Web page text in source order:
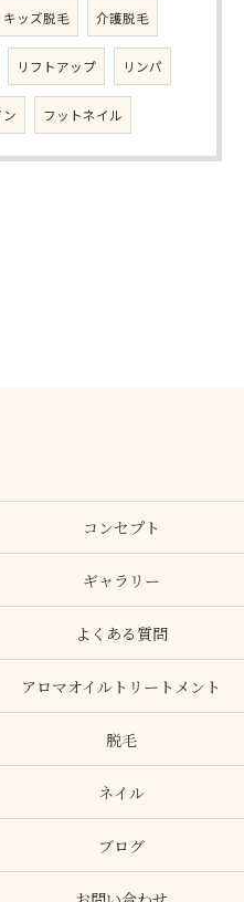
キッズ脱毛 介護脱毛
リフトアップ リンパ
フットネイル
コンセプト
ギャラリー
よくある質問
アロマオイルトリートメント
脱毛
ネイル
ブログ